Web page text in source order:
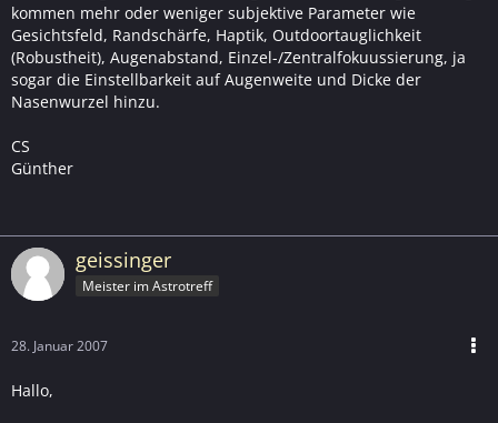
kommen mehr oder weniger subjektive Parameter wie
Gesichtsfeld, Randschärfe, Haptik, Outdoortauglichkeit
(Robustheit), Augenabstand, Einzel-/Zentralfokuussierung, ja
sogar die Einstellbarkeit auf Augenweite und Dicke der
Nasenwurzel hinzu.
CS
Günther
geissinger
Meister im Astrotreff
28. Januar 2007
Hallo,